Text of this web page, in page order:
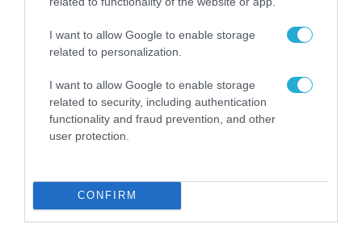
I want to allow Google to enable storage
related to personalization.
I want to allow Google to enable storage
related to security, including authentication
functionality and fraud prevention, and other
user protection.
CONFIRM
Το χρηματοδοτούμενο
από την ΕΕ έργο “The